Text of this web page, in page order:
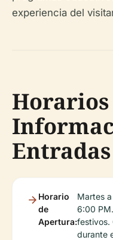
experiencia del
Horarios
Entradas
Horario
de
Apertura:
Martes
6:00
festivos.
durante